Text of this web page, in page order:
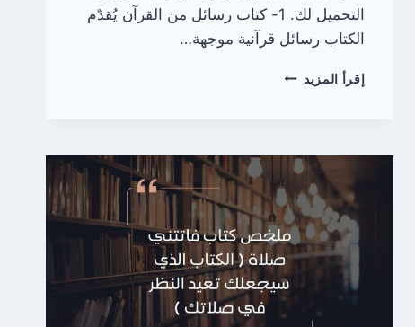
التحميل لك. 1- كتاب رسائل من القرآن يُقدّم
الكتاب رسائل قرآنية موجهة…
إقرأ المزيد كتب
كاملة
بأشهر
أعماله
وروابط
التحميل